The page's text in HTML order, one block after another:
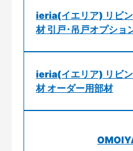
ieria(イエリア) リビ
材 引戸･吊戸オプショ
ieria(イエリア) リビ
材 オーダー用部材